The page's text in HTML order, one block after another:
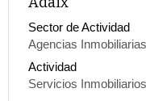
Sector de Actividad
Agencias Inmobiliarias
Actividad
Servicios